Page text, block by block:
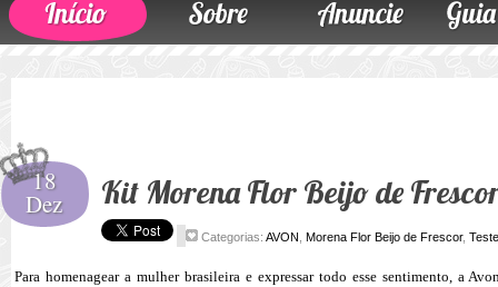
18
Dez Kit Morena Flor Beijo de
Categorias: AVON Morena Flor Beijo de Frescor,
Para homenagear a mulher brasileira e expressar todo esse sentimento, a